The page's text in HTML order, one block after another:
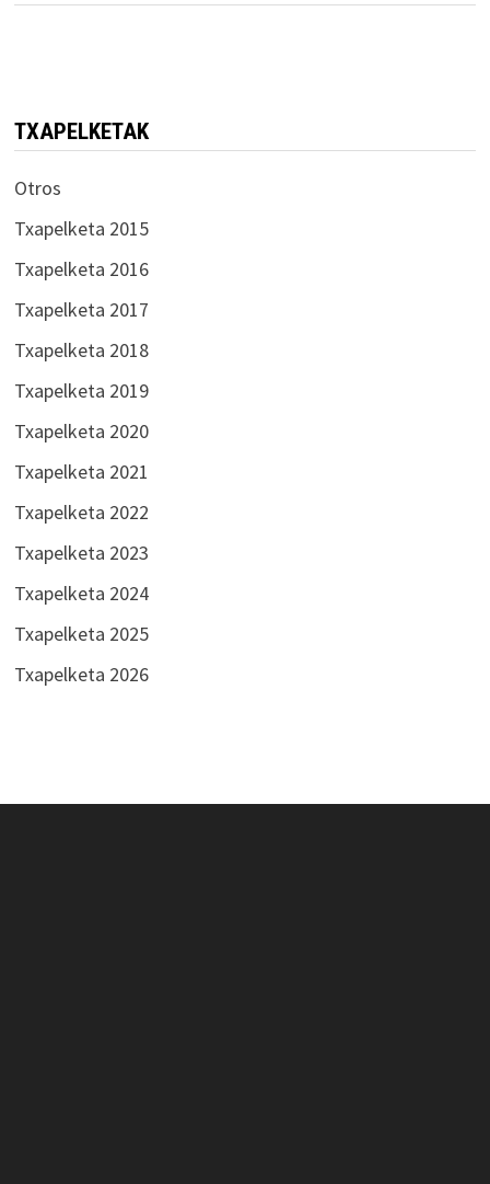
TXAPELKETAK
Otros
Txapelketa 2015
Txapelketa 2016
Txapelketa 2017
Txapelketa 2018
Txapelketa 2019
Txapelketa 2020
Txapelketa 2021
Txapelketa 2022
Txapelketa 2023
Txapelketa 2024
Txapelketa 2025
Txapelketa 2026